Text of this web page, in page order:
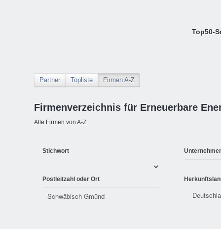
Top50-
Partner Topliste Firmen A-Z
Firmenverzeichnis für Erneuerbare
Alle Firmen von A-Z
Stichwort
Postleitzahl oder Ort